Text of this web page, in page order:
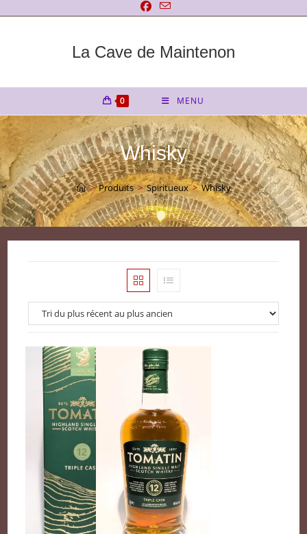
La Cave de Maintenon
0 MENU
Whisky
> Produits > Spiritueux > Whisky